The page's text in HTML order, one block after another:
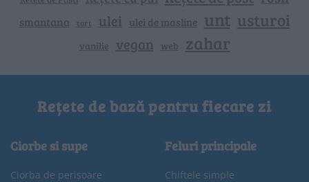
smantana tort ulei ulei de masline unt usturoi
vanilie vegan web zahar
Rețete de bază pentru fiecare zi
Ciorbe si supe
Ciorba de perișoare
Feluri principale
Chiftele simple